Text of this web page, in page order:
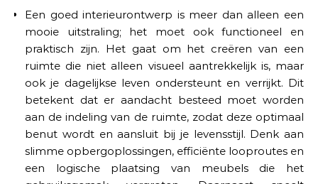
Een goed interieurontwerp is meer dan alleen een
mooie uitstraling; het moet ook functioneel en
praktisch zijn. Het gaat om het creëren van een
ruimte die niet alleen visueel aantrekkelijk is, maar
ook je dagelijkse leven ondersteunt en verrijkt. Dit
betekent dat er aandacht besteed moet worden
aan de indeling van de ruimte, zodat deze optimaal
benut wordt en aansluit bij je levensstijl. Denk aan
slimme opbergoplossingen, efficiënte looproutes en
een logische plaatsing van meubels die het